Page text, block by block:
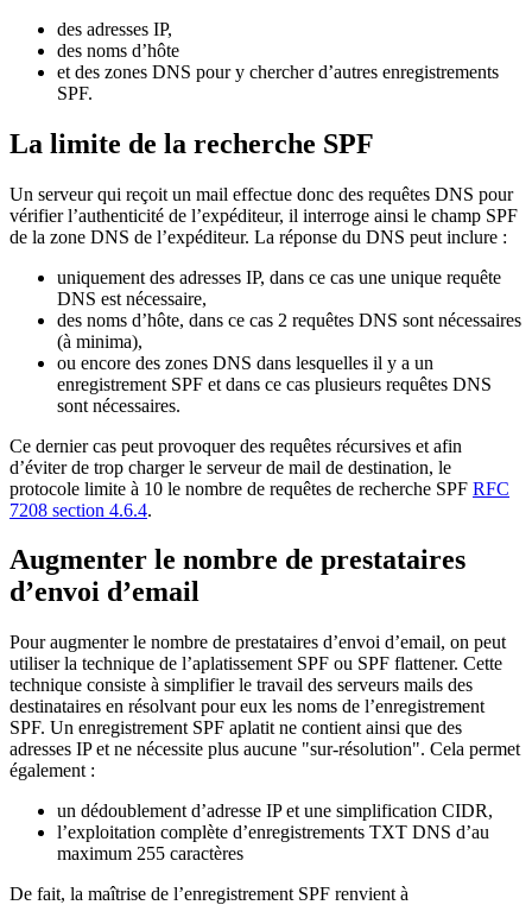
des adresses IP,
des noms d’hôte
et des zones DNS pour y chercher d’autres enregistrements
SPF.
La limite de la recherche SPF
Un serveur qui reçoit un mail effectue donc des requêtes DNS pour
vérifier l’authenticité de l’expéditeur, il interroge ainsi le champ SPF
de la zone DNS de l’expéditeur. La réponse du DNS peut inclure :
uniquement des adresses IP, dans ce cas une unique requête
DNS est nécessaire,
des noms d’hôte, dans ce cas 2 requêtes DNS sont nécessaires
(à minima),
ou encore des zones DNS dans lesquelles il y a un
enregistrement SPF et dans ce cas plusieurs requêtes DNS
sont nécessaires.
Ce dernier cas peut provoquer des requêtes récursives et afin
d’éviter de trop charger le serveur de mail de destination, le
protocole limite à 10 le nombre de requêtes de recherche SPF RFC
7208 section 4.6.4.
Augmenter le nombre de prestataires
d’envoi d’email
Pour augmenter le nombre de prestataires d’envoi d’email, on peut
utiliser la technique de l’aplatissement SPF ou SPF flattener. Cette
technique consiste à simplifier le travail des serveurs mails des
destinataires en résolvant pour eux les noms de l’enregistrement
SPF. Un enregistrement SPF aplatit ne contient ainsi que des
adresses IP et ne nécessite plus aucune "sur-résolution". Cela permet
également :
un dédoublement d’adresse IP et une simplification CIDR,
l’exploitation complète d’enregistrements TXT DNS d’au
maximum 255 caractères
De fait, la maîtrise de l’enregistrement SPF renvient à